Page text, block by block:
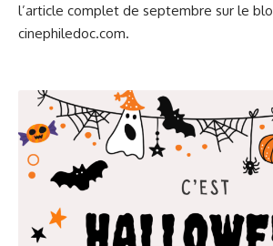
l’article complet de septembre sur le
cinephiledoc.com.